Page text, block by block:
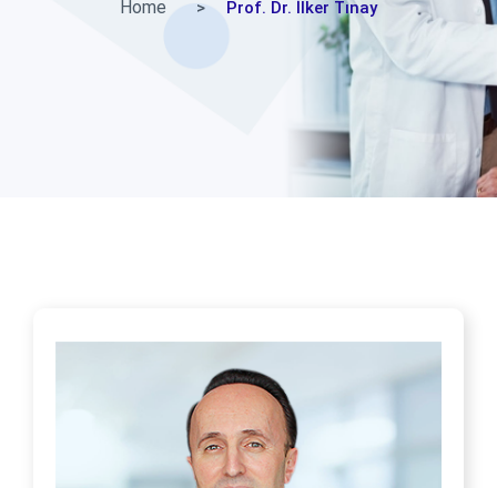
Home Prof. Dr. İlker Tınay